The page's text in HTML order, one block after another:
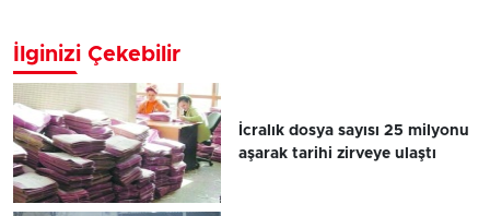
İlginizi Çekebilir
İcralık dosya sayısı 25 milyonu
aşarak tarihi zirveye ulaştı